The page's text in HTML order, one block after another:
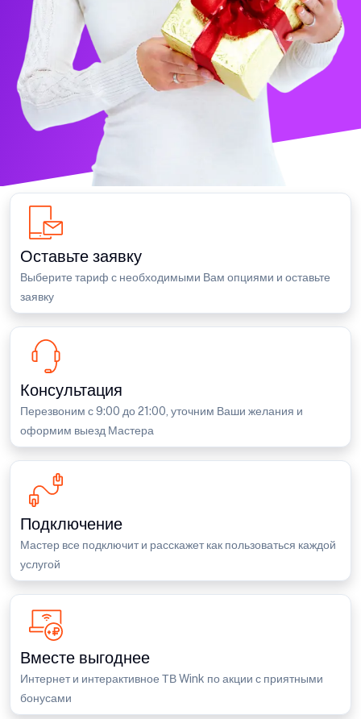
Оставьте заявку
Выберите тариф с необходимыми Вам опциями и оставьте
заявку
Консультация
Перезвоним с 9:00 до 21:00, уточним Ваши желания и
оформим выезд Мастера
Подключение
Мастер все подключит и расскажет как пользоваться каждой
услугой
Вместе выгоднее
Интернет и интерактивное ТВ Wink по акции с приятными
бонусами